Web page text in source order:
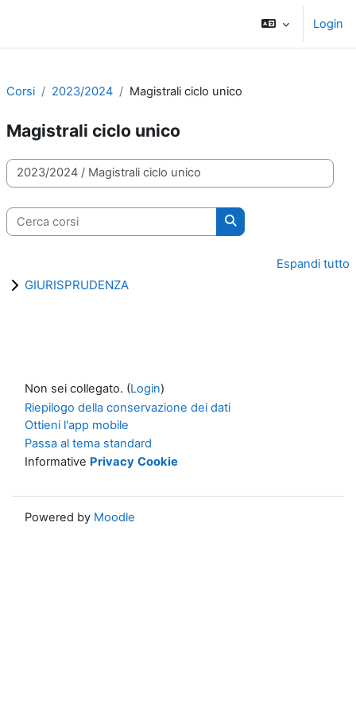
Login
Corsi 2023/2024 Magistrali ciclo unico
Magistrali ciclo unico
Categorie di corso
Cerca corsi
Cerca corsi
Espandi tutto
GIURISPRUDENZA
Non sei collegato. (Login)
Riepilogo della conservazione dei dati
Ottieni l'app mobile
Passa al tema standard
Informative Privacy Cookie
Powered by Moodle